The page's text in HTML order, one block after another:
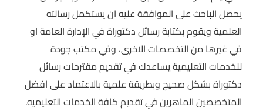
يحصل الباحث على الموافقة عليه ان يستكمل رسالته
العلمية ويقوم بكتابة رسائل دكتوراة في الإدارة العامة او
في غيرها من التخصصات الاخرى، وفي مكتب جودة
للخدمات التعليمية يساعدك في تقديم مقترحات رسائل
دكتوراة بشكل صحيح وبطريقة علمية بالاعتماد على افضل
المتخصصين الماهرين في تقديم كافة الخدمات التعليميه.